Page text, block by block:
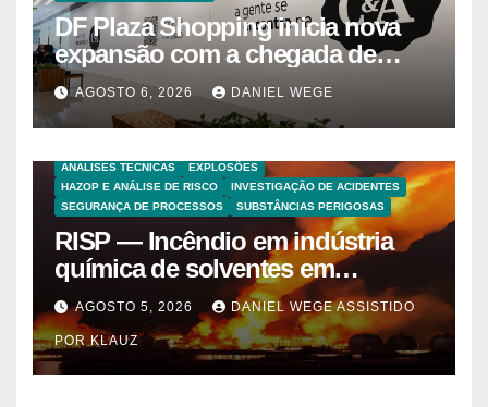
DF Plaza Shopping inicia nova
expansão com a chegada de
grandes marcas e inauguração
de espaço infantil – Dicas da
Capital
AGOSTO 6, 2026 DANIEL WEGE
ANALISES TECNICAS
EXPLOSÕES
HAZOP E ANÁLISE DE RISCO
INVESTIGAÇÃO DE ACIDENTES
SEGURANÇA DE PROCESSOS
SUBSTÂNCIAS PERIGOSAS
RISP — Incêndio em indústria
química de solventes em
Itaquaquecetuba/SP
(UNIQUIMA/Quema)
AGOSTO 5, 2026 DANIEL WEGE ASSISTIDO
POR KLAUZ